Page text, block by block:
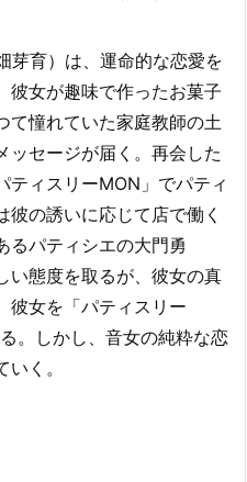
芽育）は、運命的な恋愛を
彼女が趣味で作ったお菓子
て憧れていた家庭教師の土
ッセージが届く。再会した
ティスリーMON」でパティ
の誘いに応じて店で働く
るパティシエの大門勇
い態度を取るが、彼女の真
彼女を「パティスリー
。しかし、音女の純粋な恋
く。